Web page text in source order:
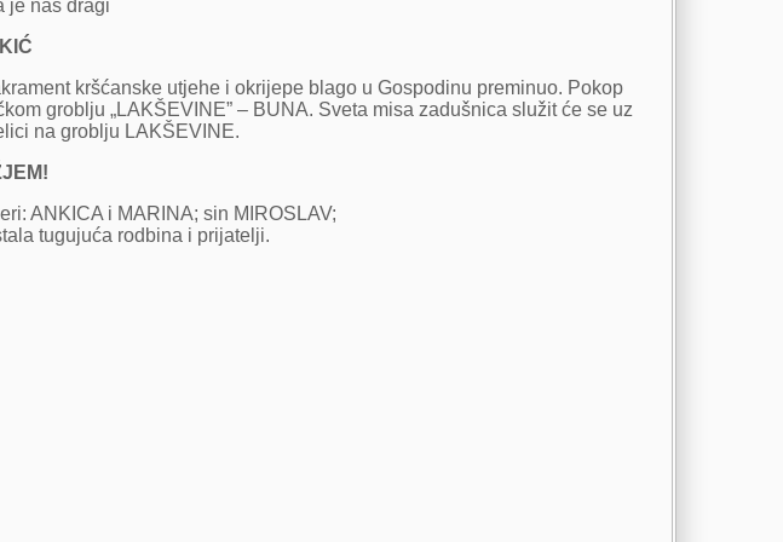
je naš dragi
kršćanske utjehe i okrijepe blago u Gospodinu preminuo. Pokop
groblju „LAKŠEVINE” – BUNA. Sveta misa zadušnica služit će se uz
na groblju LAKŠEVINE.
ANKICA i MARINA; sin MIROSLAV;
tugujuća rodbina i prijatelji.